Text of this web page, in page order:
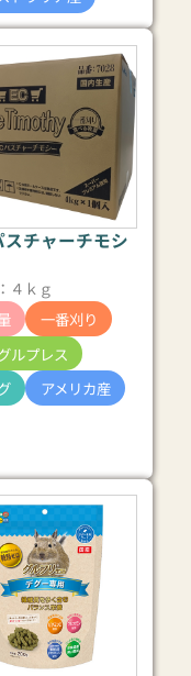
スチャーチモシ
４ｋｇ
一番刈り
ルプレス
アメリカ産